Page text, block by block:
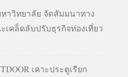
าวิทยาลัย จัดสัมมนาทาง
เคล็ดลับปรับธุรกิจท่องเที่ยว
เคาะประตูเรียก